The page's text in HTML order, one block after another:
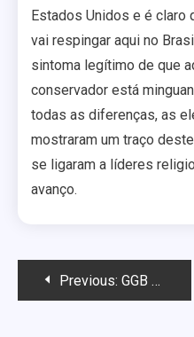
Estados Unidos e é claro
vai respingar aqui no
sintoma legítimo de que
conservador está
todas as diferenças, as
mostraram um traço
se ligaram a líderes
avanço.
Navegação
Previous: GGB distribui camisinhas extra large em Salvador